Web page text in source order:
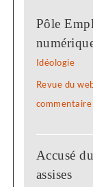
Pôle
Idéologie
Revue du
commentaire
Accusé
assises